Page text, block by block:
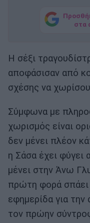
στα
Η σέξι
αποφάσισαν από
σχέσης να
Σύμφωνα με
χωρισμός είναι
δεν μένει πλέον
η Σάσα έχει φύγει
μένει στην Άνω
πρώτη φορά σπάει
εφημερίδα για
τον πρώην